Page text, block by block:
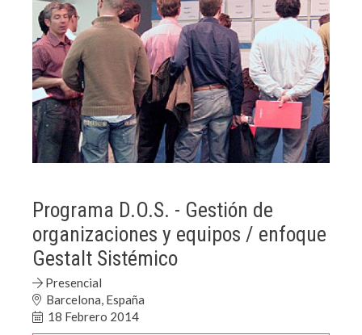
Programa D.O.S. - Gestión de
organizaciones y equipos / enfoque
Gestalt Sistémico
Presencial
Barcelona, España
18 Febrero 2014